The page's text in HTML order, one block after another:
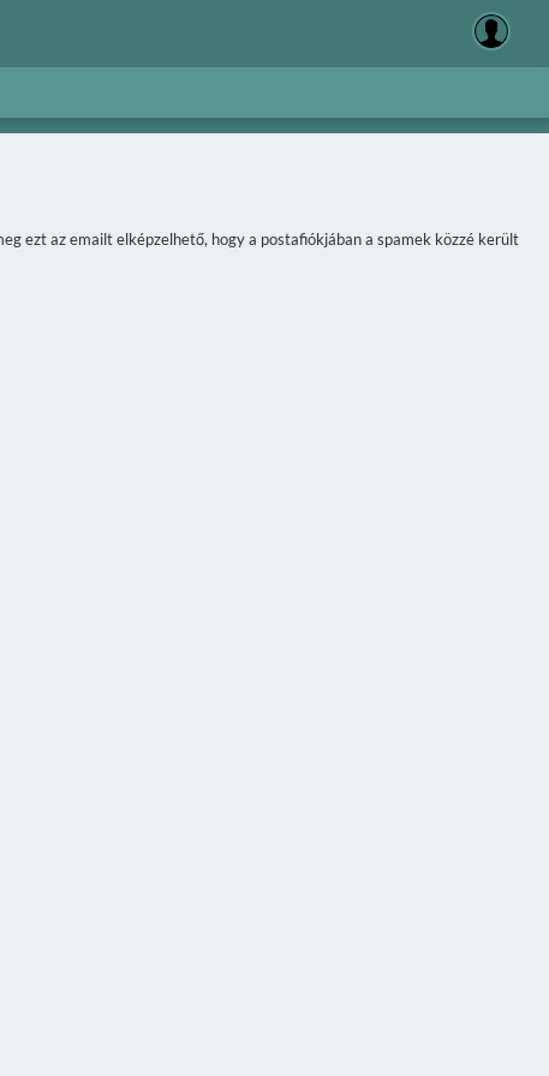
ezt az emailt elképzelhető, hogy a postafiókjában a spamek közzé került